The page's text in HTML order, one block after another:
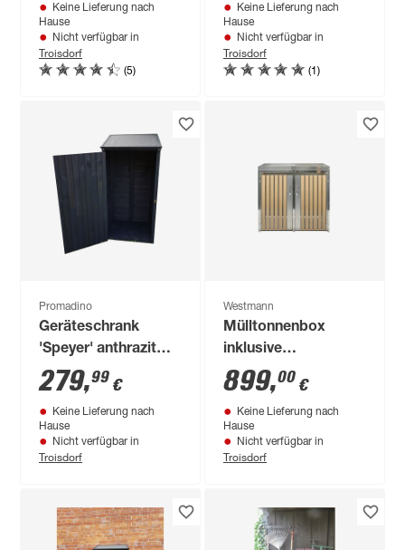
Keine Lieferung nach
Hause
Nicht verfügbar in
Troisdorf
(5)
Keine Lieferung nach
Hause
Nicht verfügbar in
Troisdorf
(1)
Promadino
Geräteschrank
'Speyer' anthrazit
72,5 x 148 x 68,6 cm
279,99 €
Keine Lieferung nach
Hause
Nicht verfügbar in
Troisdorf
Westmann
Mülltonnenbox
inklusive
Pflanzkastendach
'2-fach' Holzoptik -
silbern Edelstahl 134
x 84 x 125 cm
899,00 €
Keine Lieferung nach
Hause
Nicht verfügbar in
Troisdorf